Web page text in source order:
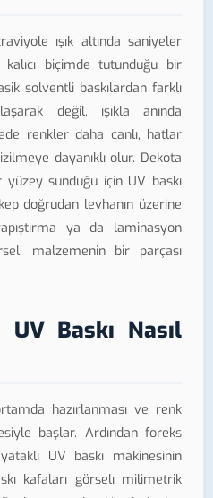
ışık altında saniyeler
biçimde tutunduğu bir
solventli baskılardan farklı
değil, ışıkla anında
renkler daha canlı, hatlar
dayanıklı olur. Dekota
sunduğu için UV baskı
doğrudan levhanın üzerine
ya da laminasyon
malzemenin bir parçası
Baskı Nasıl
hazırlanması ve renk
başlar. Ardından foreks
UV baskı makinesinin
kafaları görselı milimetrik